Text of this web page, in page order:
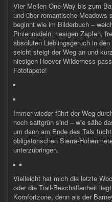
Vier Meilen One-Way bis zum
und über romantische Meadows
beginnt wie im Bilderbuch –
Piniennadeln, riesigen Zapfen,
absoluten Lieblingsgeruch in
seicht steigt der Weg an und
hiesigen Hoover Wilderness
Fototapete!
Immer wieder führt der Weg
noch sattgrün sind – wie sähe
um dann am Ende des Tals
obligatorischen Sierra-
unterzubringen.
Vielleicht hat mich die letzte
oder die Trail-Beschaffenheit
Komfortzone, denn als der